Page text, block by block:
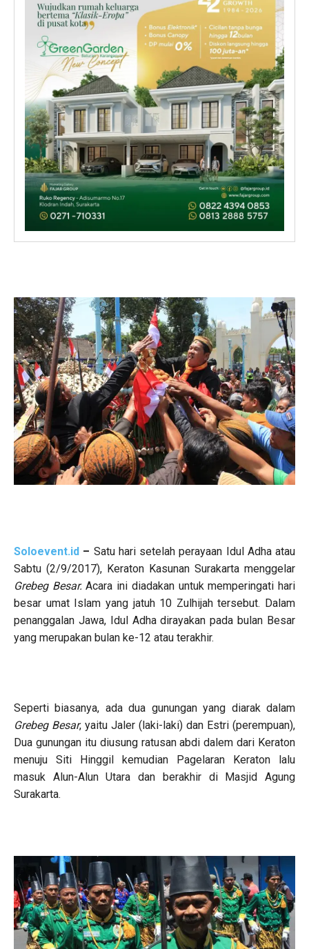
Soloevent.id – Satu hari setelah perayaan Idul Adha atau
Sabtu (2/9/2017), Keraton Kasunan Surakarta menggelar
Grebeg Besar.Acara ini diadakan untuk memperingati hari
besar umat Islam yang jatuh 10 Zulhijah tersebut. Dalam
penanggalan Jawa, Idul Adha dirayakan pada bulan Besar
yang merupakan bulan ke-12 atau terakhir.
Seperti biasanya, ada dua gunungan yang diarak dalam
Grebeg Besar, yaitu Jaler (laki-laki) dan Estri (perempuan),
Dua gunungan itu diusung ratusan abdi dalem dari Keraton
menuju Siti Hinggil kemudian Pagelaran Keraton lalu
masuk Alun-Alun Utara dan berakhir di Masjid Agung
Surakarta.